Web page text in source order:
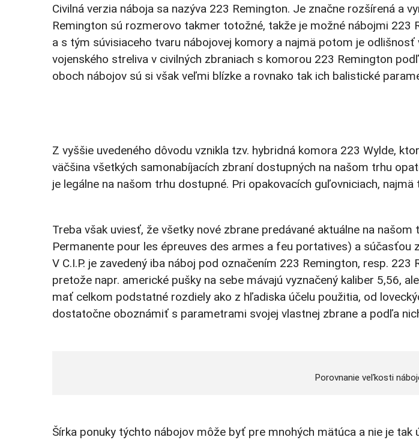
Civilná verzia náboja sa nazýva 223 Remington. Je značne rozšírená a
Remington sú rozmerovo takmer totožné, takže je možné nábojmi
a s tým súvisiaceho tvaru nábojovej komory a najmä potom je
vojenského streliva v civilných zbraniach s komorou 223 Remington
oboch nábojov sú si však veľmi blízke a rovnako tak ich balistické
Z vyššie uvedeného dôvodu vznikla tzv. hybridná komora 223 Wylde,
väčšina všetkých samonabíjacích zbraní dostupných na našom trhu
je legálne na našom trhu dostupné. Pri opakovacích guľovniciach,
Treba však uviesť, že všetky nové zbrane predávané aktuálne na
Permanente pour les épreuves des armes a feu portatives) a súčasťou
V C.I.P. je zavedený iba náboj pod označením 223 Remington, resp.
pretože napr. americké pušky na sebe mávajú vyznačený kaliber 5,56,
mať celkom podstatné rozdiely ako z hľadiska účelu použitia, od
dostatočne oboznámiť s parametrami svojej vlastnej zbrane a podľa
Porovnanie veľkosti
Šírka ponuky týchto nábojov môže byť pre mnohých mätúca a nie je